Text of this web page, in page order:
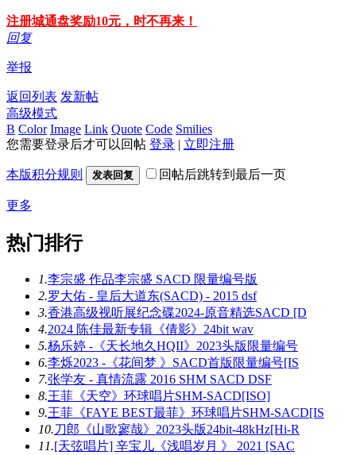
注册城通盘奖励10元，时不再来！
回复
举报
返回列表 发新帖
高级模式
B Color Image Link Quote Code Smilies
您需要登录后才可以回帖 登录 | 立即注册
本版积分规则 发表回复 回帖后跳转到最后一页
更多
热门排行
1.李宗盛 作品李宗盛 SACD 限量编号版
2.罗大佑 - 皇后大道东(SACD) - 2015 dsf
3.香港高级视听展纪念碟2024-原音精选SACD [D
4.2024 陈佳最新专辑《倩影》24bit wav
5.杨乐婷 -《天长地久HQII》2023头版限量编号
6.李烁2023 -《花间梦 》SACD首版限量编号[IS
7.张学友 - 真情流露 2016 SHM SACD DSF
8.王菲《天空》环球唱片SHM-SACD[ISO]
9.王菲《FAYE BEST最菲》环球唱片SHM-SACD[IS
10.刀郎《山歌寥哉》2023头版24bit-48kHz[Hi-R
11.[天弦唱片] 辛宝儿《浅唱岁月 》 2021 [SAC